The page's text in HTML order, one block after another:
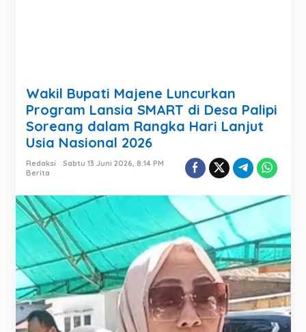
Wakil Bupati Majene Luncurkan
Program Lansia SMART di Desa Palipi
Soreang dalam Rangka Hari Lanjut
Usia Nasional 2026
Redaksi
Sabtu 13 Juni 2026, 8:14 PM
Berita